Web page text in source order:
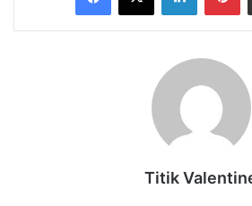
Titik